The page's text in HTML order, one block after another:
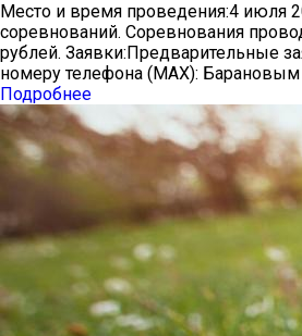
Место и время проведения:4 июля
соревнований. Соревнования
рублей. Заявки:Предварительные
номеру телефона (MAX):
Подробнее